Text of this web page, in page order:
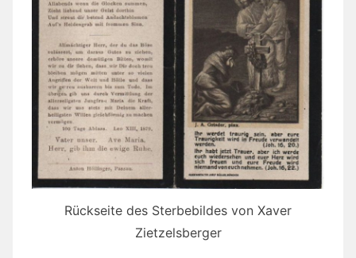
Rückseite des Sterbebildes von Xaver
Zietzelsberger